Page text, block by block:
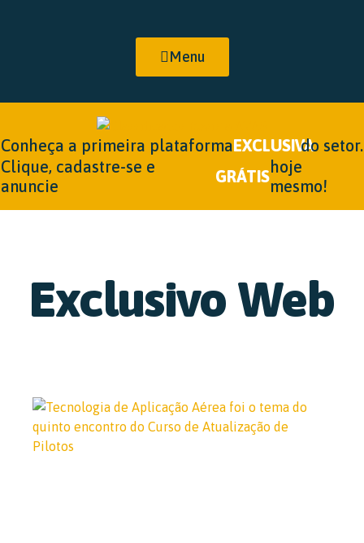
Menu
Conheça a primeira plataformaEXCLUSIVAdo setor.
Clique, cadastre-se e
anuncie
GRÁTIS
hoje
mesmo!
Exclusivo Web